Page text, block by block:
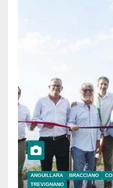
ANGUILLARA BRACCIANO
TREVIGNANO